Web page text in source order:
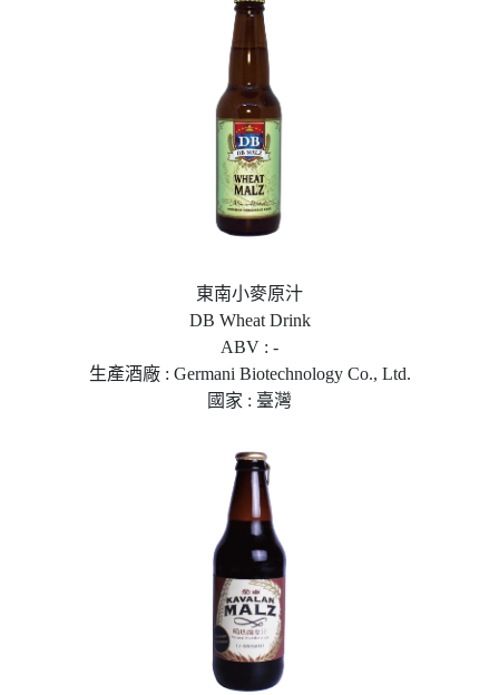
東南小麥原汁
DB Wheat Drink
ABV : -
生產酒廠 : Germani Biotechnology Co., Ltd.
國家 : 臺灣